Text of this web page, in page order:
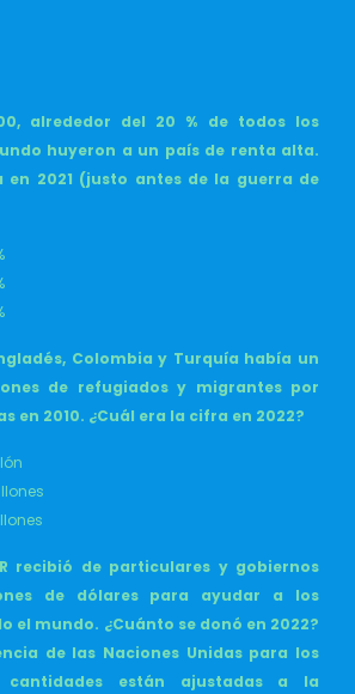
alrededor del 20 % de todos los
huyeron a un país de renta alta.
en 2021 (justo antes de la guerra de
Colombia y Turquía había un
de refugiados y migrantes por
en 2010. ¿Cuál era la cifra en 2022?
recibió de particulares y gobiernos
de dólares para ayudar a los
el mundo. ¿Cuánto se donó en 2022?
de las Naciones Unidas para los
cantidades están ajustadas a la